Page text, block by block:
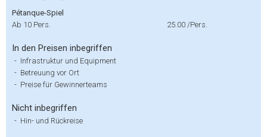
Pétanque-Spiel
Ab 10 Pers.
25.00 /Pers.
In den Preisen inbegriffen
- Infrastruktur und Equipment
- Betreuung vor Ort
- Preise für Gewinnerteams
Nicht inbegriffen
- Hin- und Rückreise